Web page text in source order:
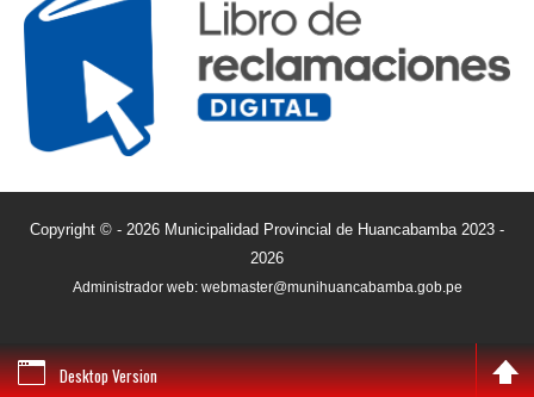
Copyright © - 2026 Municipalidad Provincial de Huancabamba 2023 -
2026
Administrador web: webmaster@munihuancabamba.gob.pe
Desktop Version